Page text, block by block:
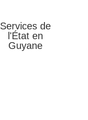
Services de
l'État en
Guyane